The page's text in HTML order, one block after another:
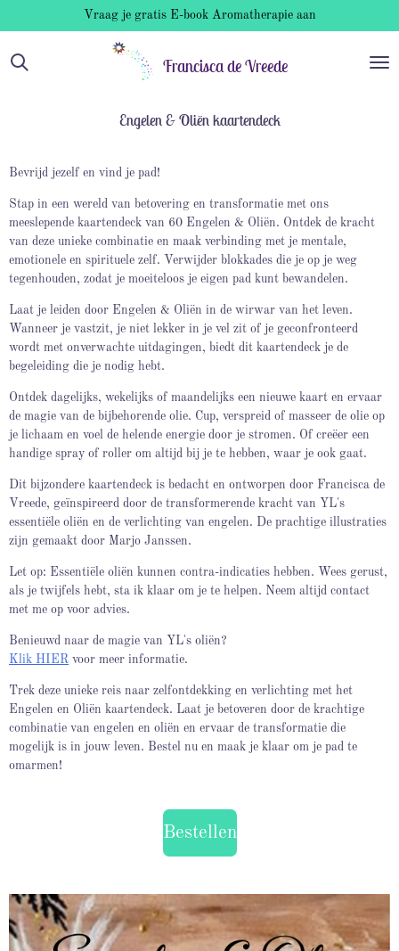
direct
naar
Francisca de Vreede
Vraag je gratis E-book Aromatherapie aan
Engelen & Oliën kaartendeck
Bevrijd jezelf en vind je pad!
Stap in een wereld van betovering en transformatie met ons
meeslepende kaartendeck van 60 Engelen & Oliën. Ontdek de kracht
van deze unieke combinatie en maak verbinding met je mentale,
emotionele en spirituele zelf. Verwijder blokkades die je op je weg
tegenhouden, zodat je moeiteloos je eigen pad kunt bewandelen.
Laat je leiden door Engelen & Oliën in de wirwar van het leven.
Wanneer je vastzit, je niet lekker in je vel zit of je geconfronteerd
wordt met onverwachte uitdagingen, biedt dit kaartendeck je de
begeleiding die je nodig hebt.
Ontdek dagelijks, wekelijks of maandelijks een nieuwe kaart en ervaar
de magie van de bijbehorende olie. Cup, verspreid of masseer de olie op
je lichaam en voel de helende energie door je stromen. Of creëer een
handige spray of roller om altijd bij je te hebben, waar je ook gaat.
Dit bijzondere kaartendeck is bedacht en ontworpen door Francisca de
Vreede, geïnspireerd door de transformerende kracht van YL's
essentiële oliën en de verlichting van engelen. De prachtige illustraties
zijn gemaakt door Marjo Janssen.
Let op: Essentiële oliën kunnen contra-indicaties hebben. Wees gerust,
als je twijfels hebt, sta ik klaar om je te helpen. Neem altijd contact
met me op voor advies.
Benieuwd naar de magie van YL's oliën?
Klik HIER voor meer informatie.
Trek deze unieke reis naar zelfontdekking en verlichting met het
Engelen en Oliën kaartendeck. Laat je betoveren door de krachtige
combinatie van engelen en oliën en ervaar de transformatie die
mogelijk is in jouw leven. Bestel nu en maak je klaar om je pad te
omarmen!
Bestellen